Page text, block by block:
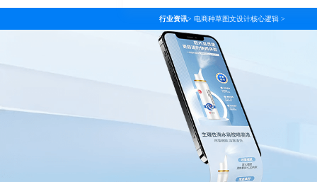
行业资讯> 电商种草图文设计核心逻辑 >